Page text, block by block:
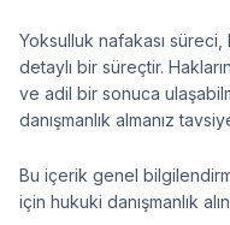
Yoksulluk nafakası
detaylı bir süreçtir.
ve adil bir sonuca
danışmanlık almanız
Bu içerik genel
için hukuki danışmanlık